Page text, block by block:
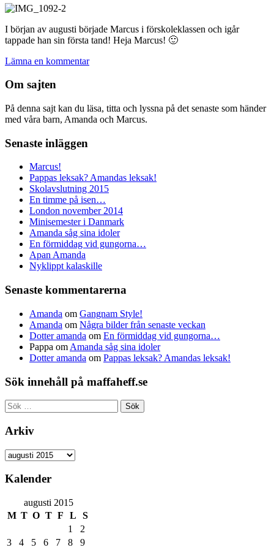
I början av augusti började Marcus i förskoleklassen och igår
tappade han sin första tand! Heja Marcus! 🙂
Lämna en kommentar
Om sajten
På denna sajt kan du läsa, titta och lyssna på det senaste som händer
med våra barn, Amanda och Marcus.
Senaste inläggen
Marcus!
Pappas leksak? Amandas leksak!
Skolavslutning 2015
En timme på isen…
London november 2014
Minisemester i Danmark
Amanda såg sina idoler
En förmiddag vid gungorna…
Apan Amanda
Nyklippt kalaskille
Senaste kommentarerna
Amanda om Gangnam Style!
Amanda om Några bilder från senaste veckan
Dotter amanda om En förmiddag vid gungorna…
Pappa om Amanda såg sina idoler
Dotter amanda om Pappas leksak? Amandas leksak!
Sök innehåll på maffaheff.se
Sök
efter:
Arkiv
Arkiv
Kalender
augusti 2015
M T O T F L
S
1
2
3
4 5 6 7 8 9